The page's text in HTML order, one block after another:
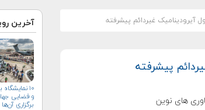
آيروديناميک غيردائم پيشرفته
پيشرفته
های نوین
آخرین
۱۰
و فضایی
برگزاری آن‌ها